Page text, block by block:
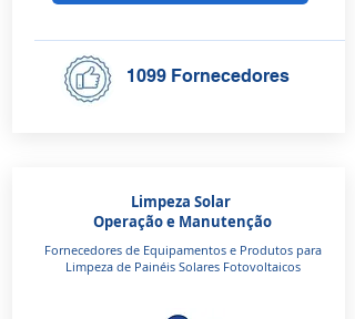
1099 Fornecedores
Limpeza Solar
Operação e Manutenção
Fornecedores de Equipamentos e Produtos para
Limpeza de Painéis Solares Fotovoltaicos